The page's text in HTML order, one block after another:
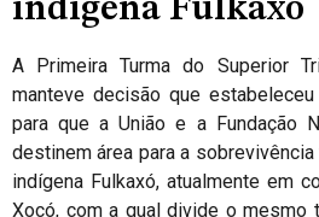
indígena Fulkaxó
A Primeira Turma do Superior
manteve decisão que
para que a União e a Fundação
destinem área para a
indígena Fulkaxó, atualmente em
Xocó, com a qual divide o mesmo